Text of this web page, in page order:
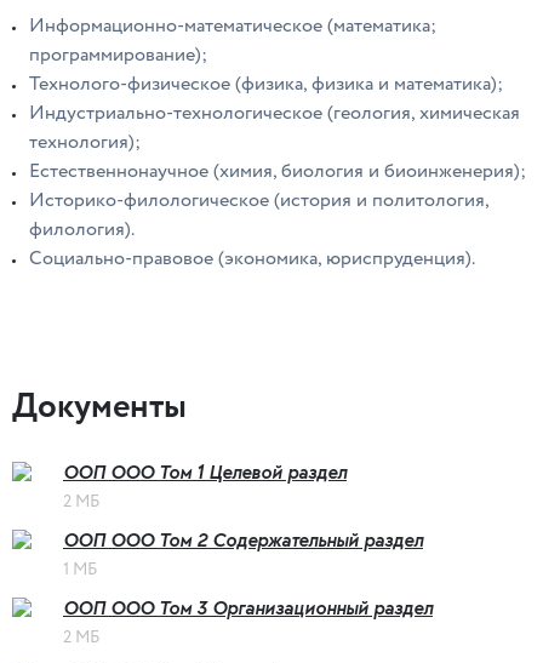
Информационно-математическое (математика;
программирование);
Технолого-физическое (физика, физика и математика);
Индустриально-технологическое (геология, химическая
технология);
Естественнонаучное (химия, биология и биоинженерия);
Историко-филологическое (история и политология,
филология).
Социально-правовое (экономика, юриспруденция).
Документы
ООП ООО Том 1 Целевой раздел
2 МБ
ООП ООО Том 2 Содержательный раздел
1 МБ
ООП ООО Том 3 Организационный раздел
2 МБ